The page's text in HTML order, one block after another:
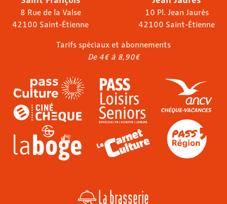
8 Rue de la Valse
42100 Saint-Étienne
10 Pl. Jean Jaurès
42100 Saint-Étienne
Tarifs spéciaux et abonnements
De 4€ à 8,90€
La brasserie